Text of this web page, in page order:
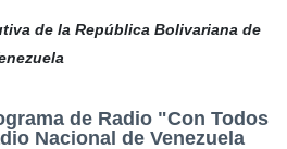
de la República Bolivariana de
de Radio "Con Todos
Nacional de Venezuela